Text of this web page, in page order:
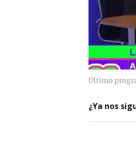
Último
¿Ya nos